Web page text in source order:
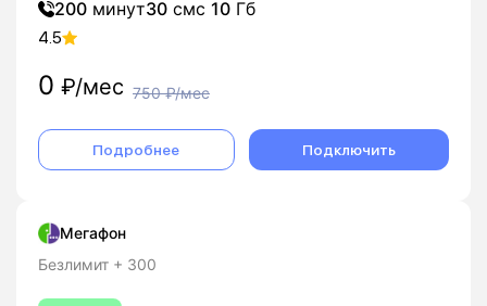
200 минут30 смс 10 Гб
4.5
0 ₽/мес 750₽/мес
Подробнее Подключить
Мегафон
Безлимит + 300